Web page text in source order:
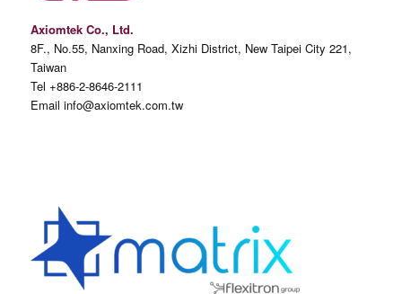
Axiomtek Co., Ltd.
8F., No.55, Nanxing Road, Xizhi District, New Taipei City 221,
Taiwan
Tel +886-2-8646-2111
Email info@axiomtek.com.tw